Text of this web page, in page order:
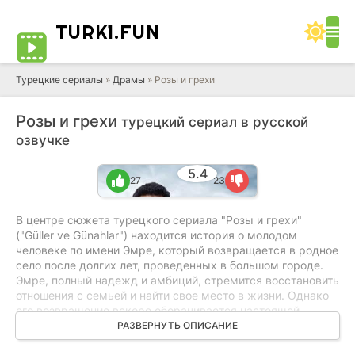
TURK1.FUN
Турецкие сериалы » Драмы » Розы и грехи
Розы и грехи турецкий сериал в русской
озвучке
5.4
27 23
В центре сюжета турецкого сериала "Розы и грехи"
("Güller ve Günahlar") находится история о молодом
человеке по имени Эмре, который возвращается в родное
село после долгих лет, проведенных в большом городе.
Эмре, полный надежд и амбиций, стремится восстановить
отношения с семьей и найти свое место в жизни. Однако
его возвращение вскоре оборачивается настоящей
проверкой на прочность, когда он сталкивается с
темными тайнами, скрывающимися в прошлом его
РАЗВЕРНУТЬ ОПИСАНИЕ